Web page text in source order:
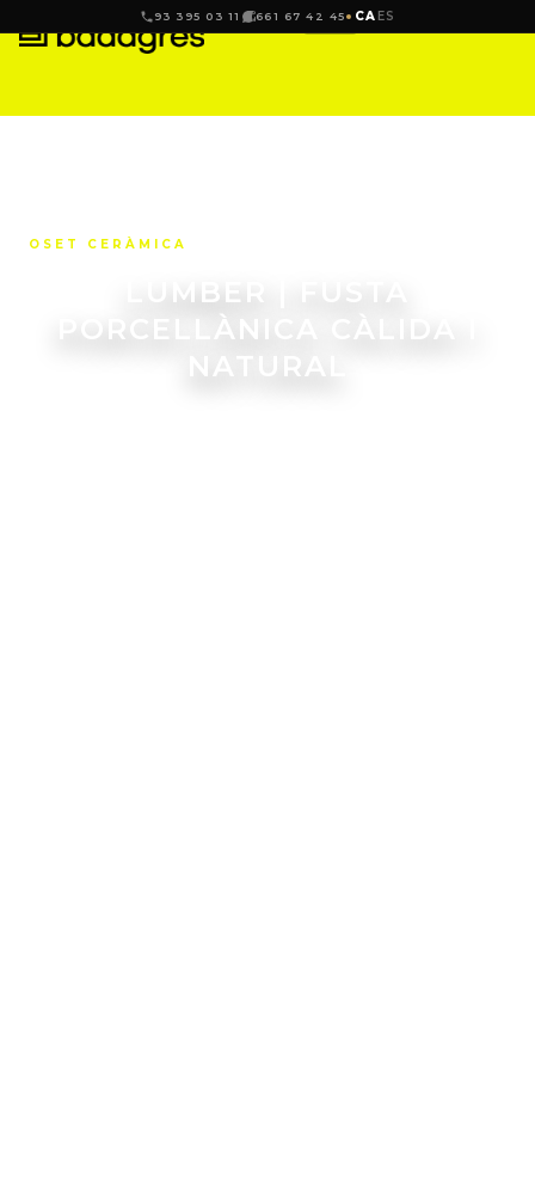
93 395 03 11 661 67 42 45 CA ES
LUMBER | FUSTA
PORCELLÀNICA CÀLIDA I
NATURAL
OSET CERÀMICA